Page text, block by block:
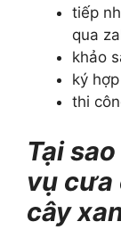
tiếp
qua
khảo
ký
thi
Tại
vụ cưa
cây